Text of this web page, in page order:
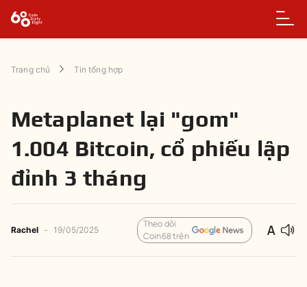
Trang chủ Tin tổng hợp
Metaplanet lại "gom"
1.004 Bitcoin, cổ phiếu lập
đỉnh 3 tháng
Rachel - 19/05/2025
Theo dõi
Coin68 trên